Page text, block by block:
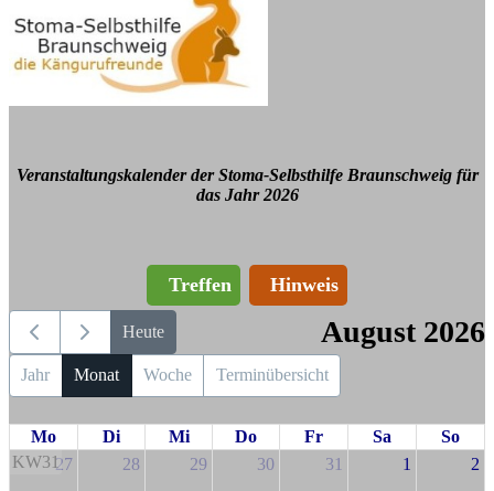
Veranstaltungskalender der Stoma-Selbsthilfe Braunschweig für
das Jahr 2026
Treffen Hinweis
Heute August 2026
Jahr Monat Woche Terminübersicht
Mo Di Mi Do Fr Sa
So
KW3127 28 29 30 31 1 2